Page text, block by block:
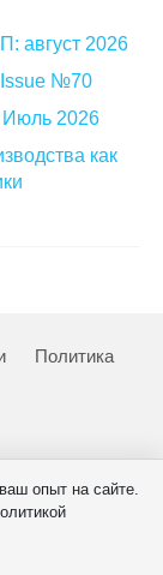
август 2026
Issue №70
Июль 2026
как
Политика
опыт на сайте.